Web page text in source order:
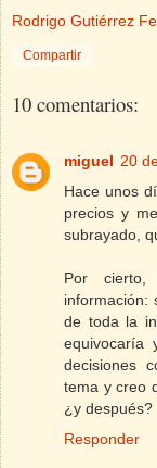
Rodrigo Gutiérrez
Compartir
10 comentarios:
miguel 20
Hace unos
precios y
subrayado,
Por
información:
de toda la
equivocaría
decisiones
tema y creo
¿y después?
Responder